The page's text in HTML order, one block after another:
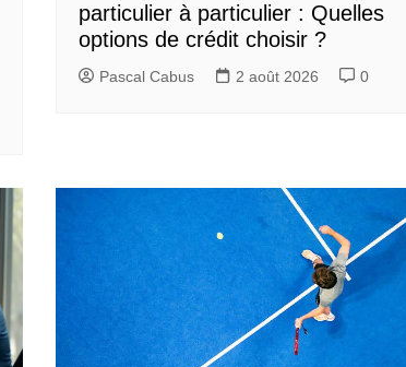
particulier à particulier : Quelles
options de crédit choisir ?
Pascal Cabus 2 août 2026 0